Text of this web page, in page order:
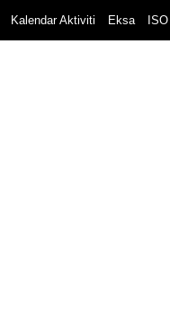
Kalendar Aktiviti Eksa ISO